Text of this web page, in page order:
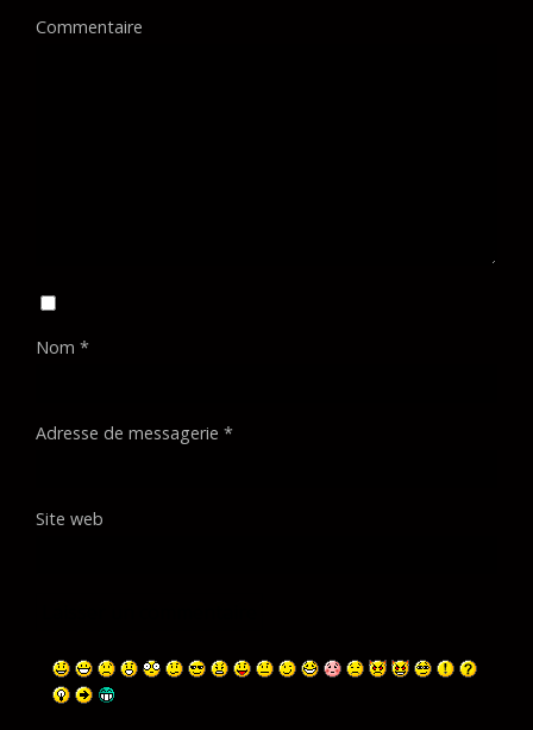
Commentaire
Nom *
Adresse de messagerie *
Site web